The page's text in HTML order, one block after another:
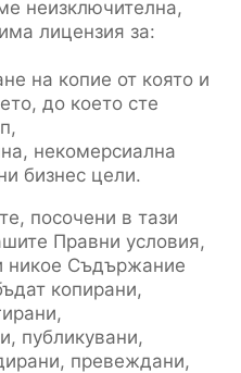
неизключителна,
лицензия за:
на копие от която и
до което сте
некомерсиална
бизнес цели.
посочени в тази
Правни условия,
никое Съдържание
копирани,
публикувани,
превеждани,